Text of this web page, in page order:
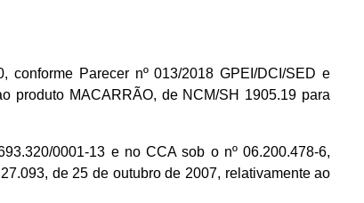
Parecer nº 013/2018 GPEI/DCI/SED e
produto MACARRÃO, de NCM/SH 1905.19 para
0001-13 e no CCA sob o nº 06.200.478-6,
de 25 de outubro de 2007, relativamente ao